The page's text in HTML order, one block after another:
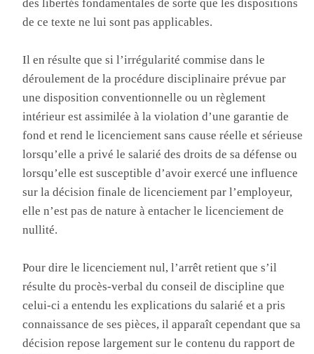
des libertés fondamentales de sorte que les dispositions
de ce texte ne lui sont pas applicables.
Il en résulte que si l’irrégularité commise dans le
déroulement de la procédure disciplinaire prévue par
une disposition conventionnelle ou un règlement
intérieur est assimilée à la violation d’une garantie de
fond et rend le licenciement sans cause réelle et sérieuse
lorsqu’elle a privé le salarié des droits de sa défense ou
lorsqu’elle est susceptible d’avoir exercé une influence
sur la décision finale de licenciement par l’employeur,
elle n’est pas de nature à entacher le licenciement de
nullité.
Pour dire le licenciement nul, l’arrêt retient que s’il
résulte du procès-verbal du conseil de discipline que
celui-ci a entendu les explications du salarié et a pris
connaissance de ses pièces, il apparaît cependant que sa
décision repose largement sur le contenu du rapport de